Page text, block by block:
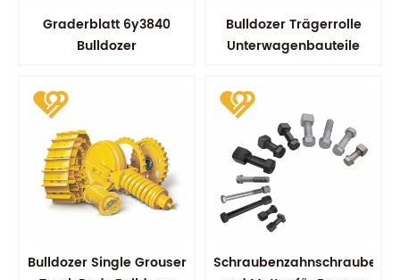
Graderblatt 6y3840
Bulldozer
Ersatzverschleißteile
Bulldozer Trägerrolle
Unterwagenbauteile
Bulldozer Single Grouser
Schraubenzahnschraube